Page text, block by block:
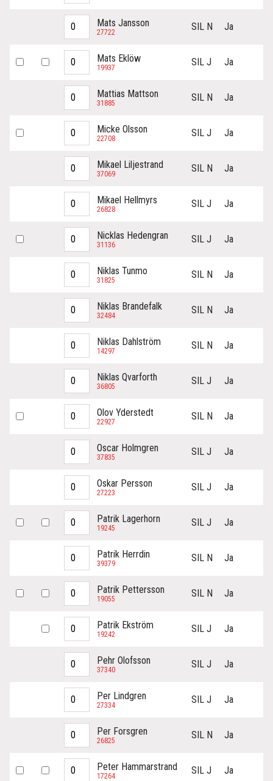
Mats Jansson
27722 SIL N Ja
Mats Eklöw
19937 SIL J Ja
Mattias Mattson
31885 SIL N Ja
Micke Olsson
22708 SIL J Ja
Mikael Liljestrand
37069 SIL N Ja
Mikael Hellmyrs
26828 SIL J Ja
Nicklas Hedengran
31136 SIL J Ja
Niklas Tunmo
31825 SIL N Ja
Niklas Brandefalk
32484 SIL N Ja
Niklas Dahlström
14297 SIL N Ja
Niklas Qvarforth
36805 SIL J Ja
Olov Yderstedt
22927 SIL N Ja
Oscar Holmgren
37835 SIL J Ja
Oskar Persson
27223 SIL J Ja
Patrik Lagerhorn
19245 SIL J Ja
Patrik Herrdin
39379 SIL N Ja
Patrik Pettersson
19055 SIL N Ja
Patrik Ekström
19242 SIL J Ja
Pehr Olofsson
37340 SIL J Ja
Per Lindgren
27334 SIL J Ja
Per Forsgren
26825 SIL N Ja
Peter Hammarstrand
17264 SIL J Ja